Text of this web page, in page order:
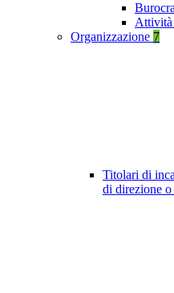
Attività
Organizzazione 7
Titolari di
di direzione